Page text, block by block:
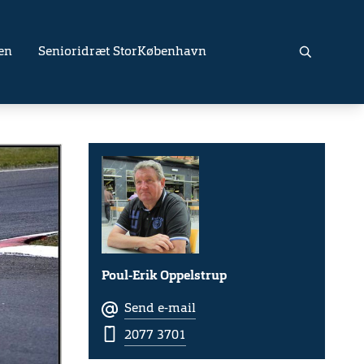
Senioridræt StorKøbenhavn
Poul-Erik Oppelstrup
Send e-mail
2077 3701